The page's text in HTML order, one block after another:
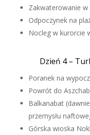
Zakwaterowanie
Odpoczynek na
Nocleg w kurorcie
Dzień 4 –
Poranek na
Powrót do
Balkanabat
przemysłu
Górska wioska